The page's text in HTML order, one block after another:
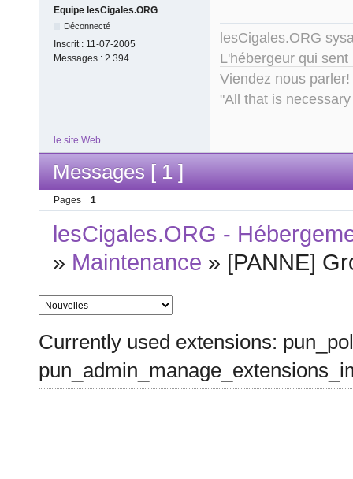
Equipe lesCigales.ORG
Déconnecté
Inscrit : 11-07-2005
Messages : 2.394
lesCigales.ORG
L'hébergeur qui
Viendez nous parler!
"All that is
le site Web
Messages [ 1 ]
Pages 1
lesCigales.ORG -
» Maintenance » [PANNE]
Currently used extensions: